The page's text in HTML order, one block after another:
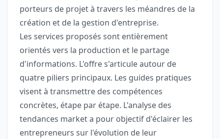
porteurs de projet à travers les méandres de la
création et de la gestion d'entreprise.
Les services proposés sont entièrement
orientés vers la production et le partage
d'informations. L'offre s'articule autour de
quatre piliers principaux. Les guides pratiques
visent à transmettre des compétences
concrètes, étape par étape. L'analyse des
tendances market a pour objectif d'éclairer les
entrepreneurs sur l'évolution de leur